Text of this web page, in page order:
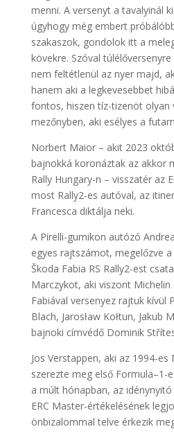
menni. A versenyt a tavalyinál
úgyhogy még embert
szakaszok, gondolok itt a
kövekre. Szóval
nem feltétlenül az nyer majd,
hanem aki a legkevesebbet
fontos, hiszen tíz-tizenöt olyan
mezőnyben, aki esélyes a
Norbert Maior – akit 2023
bajnokká koronáztak az akkor
Rally Hungary-n – visszatér az
most Rally2-es autóval, az
Francesca diktálja neki.
A Pirelli-gumikon autózó
egyes rajtszámot, megelőzve
Škoda Fabia RS Rally2-est
Marczykot, aki viszont
Fabiával versenyez rajtuk kívül
Blach, Jarosław Kołtun, Jakub
bajnoki címvédő Dominik
Jos Verstappen, aki az 1994-
szerezte meg első Formula–1-
a múlt hónapban, az
ERC Master-értékelésének
önbizalommal telve érkezik